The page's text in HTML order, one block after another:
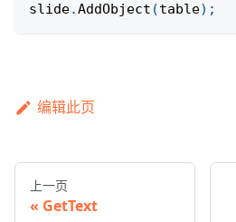
slide.AddObject (table) ;
编辑此页
上一页
GetText